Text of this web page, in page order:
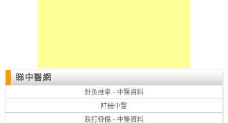
睇中醫網
針灸推拿 - 中醫資料
註冊中醫
跌打骨傷 - 中醫資料